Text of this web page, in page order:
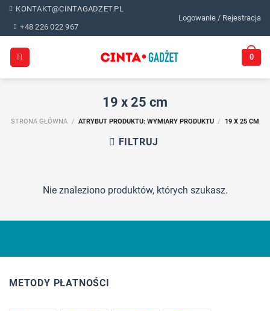
Skip
content
KONTAKT@CINTAGADZET.PL
+48 226 022 967
Logowanie / Rejestracja
0
19 x 25 cm
STRONA GŁÓWNA / ATRYBUT PRODUKTU: WYMIARY PRODUKTU / 19 X 25 CM
FILTRUJ
Nie znaleziono produktów, których szukasz.
METODY PŁATNOŚCI